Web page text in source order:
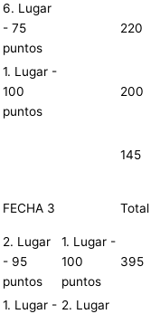
6. Lugar
- 75
puntos
220
1. Lugar -
100
puntos
200
145
FECHA 3 Total
2. Lugar
- 95
puntos
1. Lugar -
100
puntos
395
1. Lugar - 2. Lugar